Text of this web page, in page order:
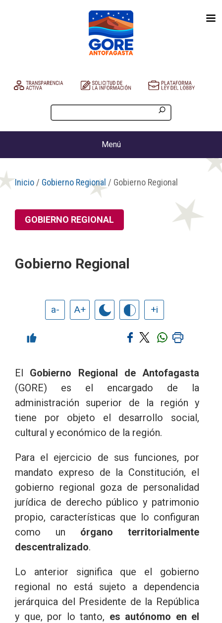
Menú
Inicio / Gobierno Regional / Gobierno Regional
GOBIERNO REGIONAL
Gobierno Regional
a- A+ +i
El Gobierno Regional de Antofagasta
(GORE) es el encargado de la
administración superior de la región y
tiene por objeto el desarrollo social,
cultural y económico de la región.
Para el ejercicio de sus funciones, por
mandato expreso de la Constitución, el
gobierno regional goza de personalidad
jurídica de derecho público y patrimonio
propio, características que lo configuran
como un órgano territorialmente
descentralizado.
Lo anterior significa que el gobierno
regional no está sujeto a dependencia
jerárquica del Presidente de la República
y que, por lo tanto, es autónomo en el